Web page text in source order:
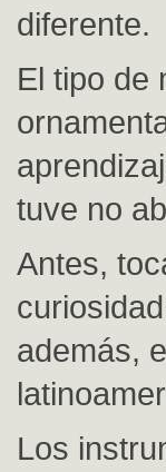
diferente.
El tipo de
tuve no
Antes,
además,
Los